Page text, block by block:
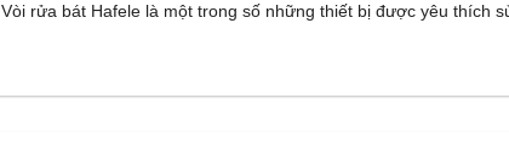
Vòi rửa bát Hafele là một trong số những thiết bị được yêu thích